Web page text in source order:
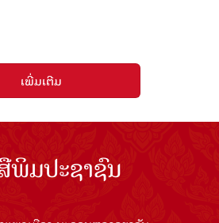
ເພີ່ມເຕີມ
ມປະຊາຊົນ